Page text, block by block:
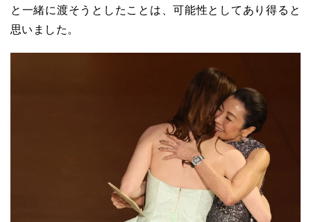
と一緒に渡そうとしたことは、可能性としてあり得ると
思いました。